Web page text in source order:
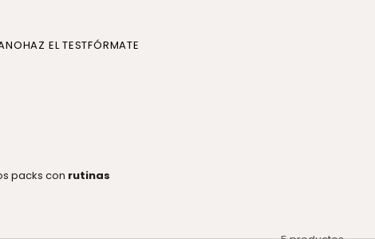
HAZ EL TESTFÓRMATE
packs con rutinas